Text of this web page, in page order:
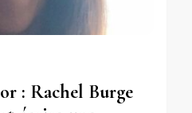
: Rachel Burge